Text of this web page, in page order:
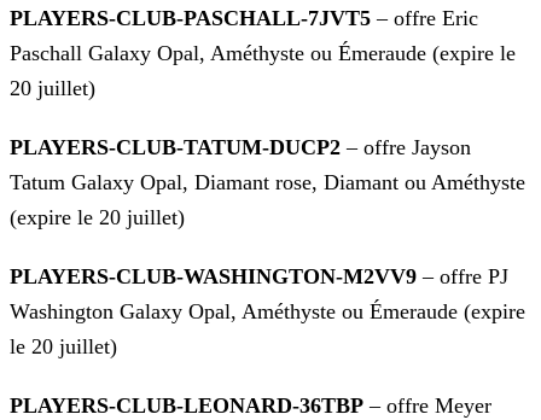
PLAYERS-CLUB-PASCHALL-7JVT5 – offre Eric
Paschall Galaxy Opal, Améthyste ou Émeraude (expire le
20 juillet)
PLAYERS-CLUB-TATUM-DUCP2 – offre Jayson
Tatum Galaxy Opal, Diamant rose, Diamant ou Améthyste
(expire le 20 juillet)
PLAYERS-CLUB-WASHINGTON-M2VV9 – offre PJ
Washington Galaxy Opal, Améthyste ou Émeraude (expire
le 20 juillet)
PLAYERS-CLUB-LEONARD-36TBP – offre Meyer